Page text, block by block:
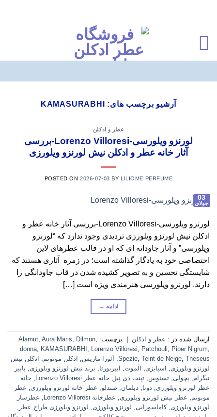
آرشیو برچسب های: KAMASURABHI
عطر و ادکلن
لورنزو ویلورسی-Lorenzo Villoresi-بررسی
آثار خانه عطر و ادکلن نیش لورنزو ویلورزی
POSTED ON2026-07-03 BY LILIOME PERFUME
03
جولای
لورنزو ویلورسی-Lorenzo Villoresi-بررسی آثار خانه عطر و
ادکلن نیش لورنزو ویلورزی تردیدی وجود ندارد که “لورنزو
ویلورسی” و آثار جاودانه ای که او در قالب عطرهای لاین
اختصاصی خود به یادگار گذاشته است؛ در زمره آثاری هستند که
شایستگی تحسین و به تصویر کشیده شدن در قاب جاودانگی را
دارند. لورنزو ویلورسی هنرمندی ویژه است […]
ادامه →
ارسال شده در : عطر و ادکلن برچسب: Alamut, Aura Maris, Dilmun,
donna, KAMASURABHI , Lorenzo Villoresi, Patchouli, Piper Nigrum,
Spezie, Teint de Neige, Theseus
, آئورا ماریس, ادکلن مونوتم,
ادکلن نیش
لورنزو ویلورزی, اسپایزی, الَموت, ایپربورئا, برند نیش لورنزو ویلورزی, پایپر
نیگرام, پچولی, تسئوس, تیِنت دی نِیژ , خانه عطر Lorenzo Villoresi , خانه
عطر لورنزو ویلورزی, دونا, دیلمان, صندلو, عطر خانه لورنزو ویلورزی, عطر
مونوتم, عطر نیش لورنزو ویلورزی, عطرخانه Lorenzo Villoresi , عطرساز
لورنزو ویلورزی,کاماسورابی, لورنزو ویلورزی, لورنزو ویلورزی طراح عطر ,